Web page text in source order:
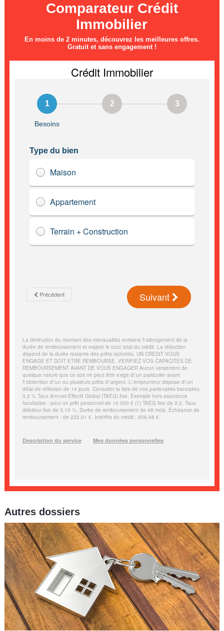
Comparateur Crédit
Immobilier
En moins de 2 minutes, découvrez les meilleures offres.
Gratuit et sans engagement !
Autres dossiers